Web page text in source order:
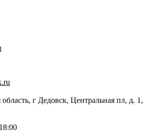
г Дедовск, Центральная пл, д. 1,